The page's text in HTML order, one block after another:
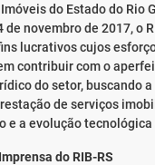
do Estado do Rio
de novembro de 2017, o
lucrativos cujos
contribuir com o
do setor, buscando
de serviços
e a evolução tecnológica
do RIB-RS